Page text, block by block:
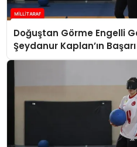
Doğuştan Görme Engelli
Şeydanur Kaplan’ın